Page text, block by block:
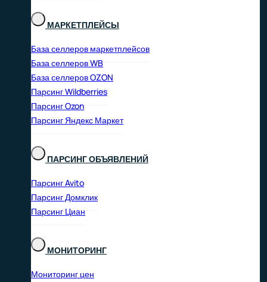
МАРКЕТПЛЕЙСЫ
База селлеров маркетплейсов
База селлеров WB
База селлеров OZON
Парсинг Wildberries
Парсинг Ozon
Парсинг Яндекс Маркет
ПАРСИНГ ОБЪЯВЛЕНИЙ
Парсинг Avito
Парсинг Домклик
Парсинг Циан
МОНИТОРИНГ
Мониторинг цен